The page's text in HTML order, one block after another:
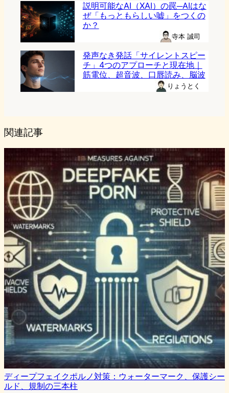
説明可能なAI（XAI）の罠─AIはな
ぜ「もっともらしい嘘」をつくの
か？
寺本 誠司
発声なき発話「サイレントスピー
チ」4つのアプローチと現在地｜
筋電位、超音波、口唇読み、脳波
りょうとく
関連記事
ディープフェイクポルノ対策：ウォーターマーク、保護シー
ルド、規制の三本柱